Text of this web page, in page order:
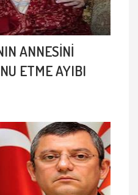
ANNESİNİ
ETME AYIBI